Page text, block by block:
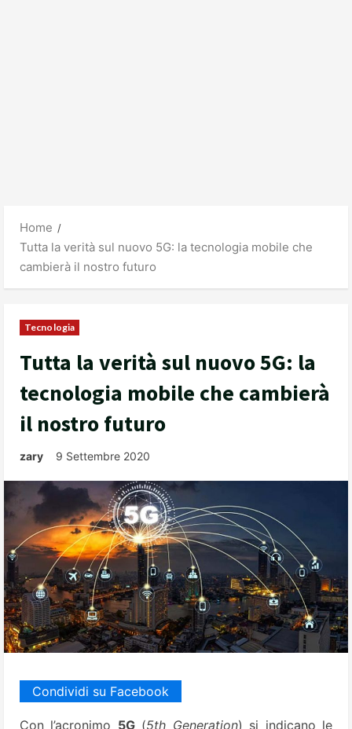
Home
Tutta la verità sul nuovo 5G: la tecnologia mobile che
cambierà il nostro futuro
Tecnologia
Tutta la verità sul nuovo 5G: la
tecnologia mobile che cambierà
il nostro futuro
zary 9 Settembre 2020
Condividi su Facebook
Con l’acronimo 5G(5th Generation) si indicano le